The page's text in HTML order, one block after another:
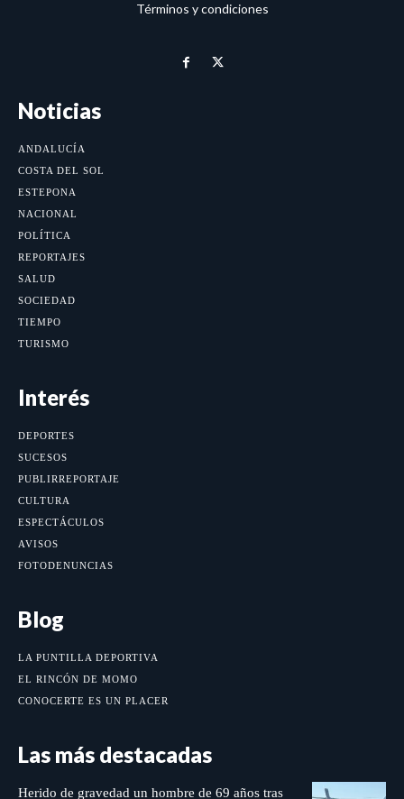
Términos y condiciones
Noticias
ANDALUCÍA
COSTA DEL SOL
ESTEPONA
NACIONAL
POLÍTICA
REPORTAJES
SALUD
SOCIEDAD
TIEMPO
TURISMO
Interés
DEPORTES
SUCESOS
PUBLIRREPORTAJE
CULTURA
ESPECTÁCULOS
AVISOS
FOTODENUNCIAS
Blog
LA PUNTILLA DEPORTIVA
EL RINCÓN DE MOMO
CONOCERTE ES UN PLACER
Las más destacadas
Herido de gravedad un hombre de 69 años tras